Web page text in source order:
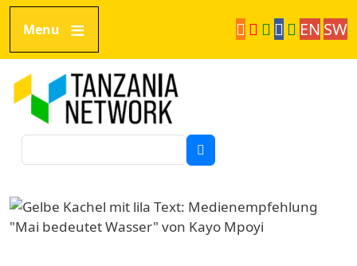
Direkt zum Inhalt
Menu
EN SW
Image